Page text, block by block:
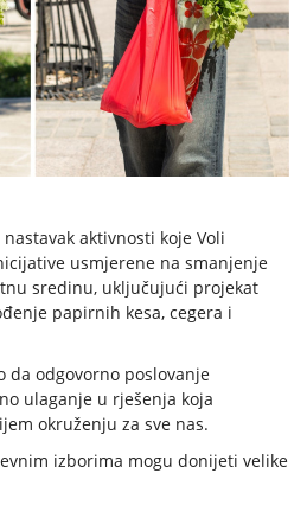
aktivnosti koje Voli
usmjerene na smanjenje
sredinu, uključujući projekat
papirnih kesa, cegera i
da odgovorno poslovanje
ulaganje u rješenja koja
okruženju za sve nas.
izborima mogu donijeti velike